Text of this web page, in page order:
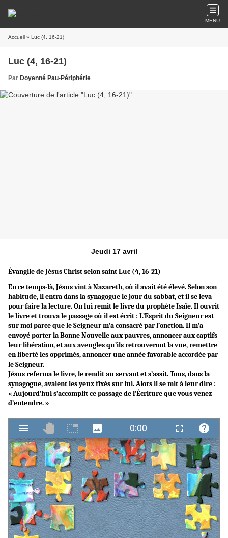
MENU
Accueil » Luc (4, 16-21)
Luc (4, 16-21)
Par Doyenné Pau-Périphérie
Jeudi 17 avril
Évangile de Jésus Christ selon saint Luc (4, 16-21)
En ce temps-là, Jésus vint à Nazareth, où il avait été élevé. Selon son
habitude, il entra dans la synagogue le jour du sabbat, et il se leva
pour faire la lecture. On lui remit le livre du prophète Isaïe. Il ouvrit
le livre et trouva le passage où il est écrit : L’Esprit du Seigneur est
sur moi parce que le Seigneur m’a consacré par l’onction. Il m’a
envoyé porter la Bonne Nouvelle aux pauvres, annoncer aux captifs
leur libération, et aux aveugles qu’ils retrouveront la vue, remettre
en liberté les opprimés, annoncer une année favorable accordée par
le Seigneur.
Jésus referma le livre, le rendit au servant et s’assit. Tous, dans la
synagogue, avaient les yeux fixés sur lui. Alors il se mit à leur dire :
« Aujourd’hui s’accomplit ce passage de l’Écriture que vous venez
d’entendre. »